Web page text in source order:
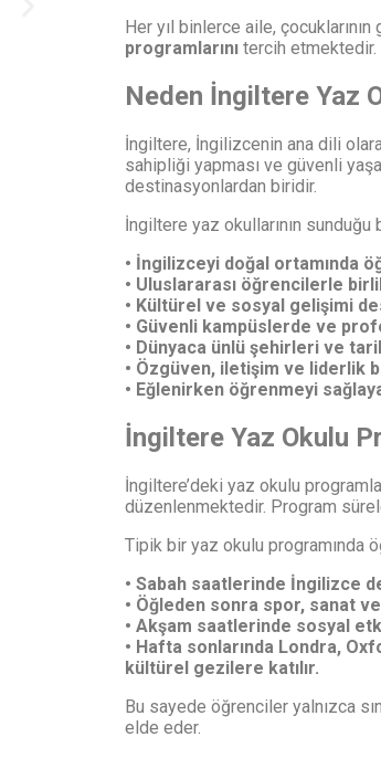
Her yıl binlerce aile,
programlarınıtercih etmektedir.
Neden İngiltere Yaz
İngiltere, İngilizcenin ana dili
sahipliği yapması ve güvenli
destinasyonlardan biridir.
İngiltere yaz okullarının sunduğu
• İngilizceyi doğal ortamında
• Uluslararası öğrencilerle
• Kültürel ve sosyal gelişimi
• Güvenli kampüslerde ve
• Dünyaca ünlü şehirleri ve
• Özgüven, iletişim ve liderlik
• Eğlenirken öğrenmeyi
İngiltere Yaz Okulu
İngiltere’deki yaz okulu
düzenlenmektedir. Program
Tipik bir yaz okulu programında
• Sabah saatlerinde İngilizce
• Öğleden sonra spor, sanat
• Akşam saatlerinde sosyal
• Hafta sonlarında Londra,
kültürel gezilere katılır.
Bu sayede öğrenciler yalnızca
elde eder.